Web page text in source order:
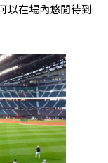
以在場內悠閒待到